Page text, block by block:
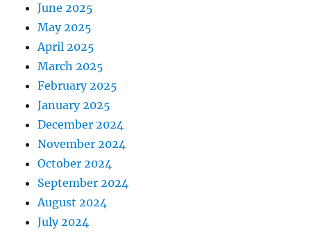
June 2025
May 2025
April 2025
March 2025
February 2025
January 2025
December 2024
November 2024
October 2024
September 2024
August 2024
July 2024